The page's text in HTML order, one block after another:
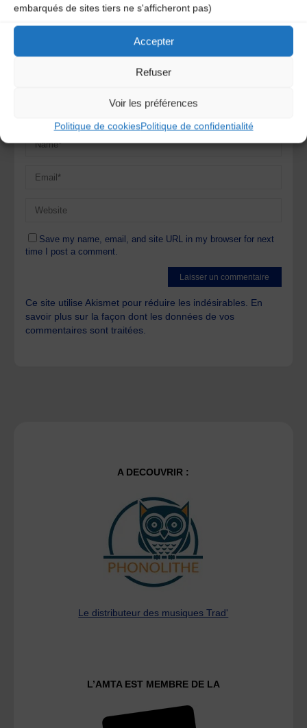
embarqués de sites tiers ne s'afficheront pas)
Accepter
Refuser
Voir les préférences
Politique de cookiesPolitique de confidentialité
obligatoires sont indiqués avec*
Save my name, email, and site URL in my browser for next
time I post a comment.
Ce site utilise Akismet pour réduire les indésirables. En
savoir plus sur la façon dont les données de vos
commentaires sont traitées
A DECOUVRIR :
Le distributeur des musiques Trad'
L’AMTA EST MEMBRE DE LA